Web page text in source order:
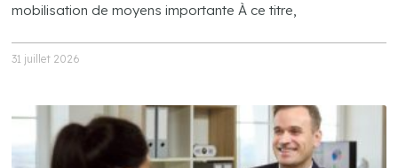
mobilisation de moyens importante À ce titre,
31 juillet 2026